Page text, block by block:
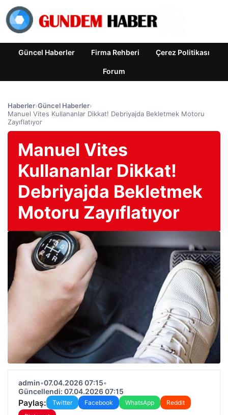
Güncel Haberler Firma Rehberi Çerez Politikası
Forum
Haberler›Güncel Haberler›
Manuel Vites Kullananlar Dikkat! Debriyajda Bekletmek Motoru
Zayıflatıyor
Manuel Vites
Kullananlar Dikkat!
Debriyajda Bekletmek
Motoru Zayıflatıyor
admin•07.04.2026 07:15•
Güncellendi: 07.04.2026 07:15
Paylaş: Twitter Facebook WhatsApp
Reddit